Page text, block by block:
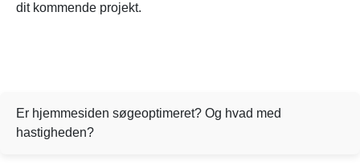
dit kommende projekt.
Er hjemmesiden søgeoptimeret? Og hvad med
hastigheden?